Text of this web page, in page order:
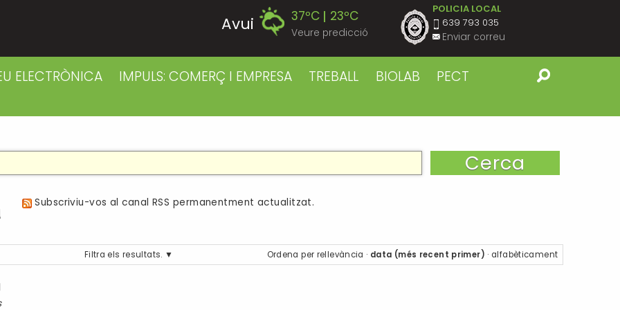
Avui 37ºC 23ºC
Veure predicció
Divendres 40ºC 23ºC
Diumenge
39ºC 23ºC
POLICIA LOCAL
639 793 035
Enviar correu
ELECTRÒNICA IMPULS: COMERÇ I EMPRESA TREBALL BIOLAB
PECT
Subscriviu-vos al canal RSS permanentment actualitzat.
Filtra els resultats. Ordena per rellevància · data (més recent primer) · alfabèticament